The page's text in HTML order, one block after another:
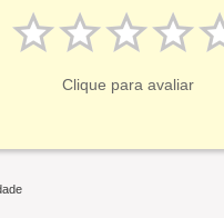
Clique para avaliar